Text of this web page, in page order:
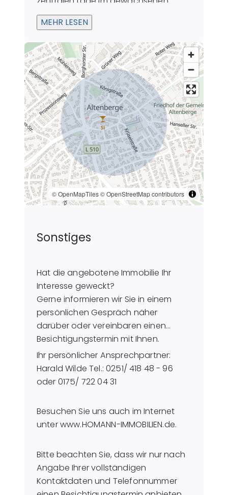
Ortskern, die den Alltag für Bewohner
komfortabel gestaltet und für
Gewerbetreibende nachhaltig
attraktiv macht.
MEHR LESEN
© OpenMapTiles© OpenStreetMap contributors
Sonstiges
Hat die angebotene Immobilie Ihr
Interesse geweckt?
Gerne informieren wir Sie in einem
persönlichen Gespräch näher
darüber oder vereinbaren einen
Besichtigungstermin mit Ihnen.
Ihr persönlicher Ansprechpartner:
Harald Wilde Tel.: 0251/ 418 48 - 96
oder 0175/ 722 04 31
Besuchen Sie uns auch im Internet
unter www.HOMANN-IMMOBILIEN.de.
Bitte beachten Sie, dass wir nur nach
Angabe Ihrer vollständigen
Kontaktdaten und Telefonnummer